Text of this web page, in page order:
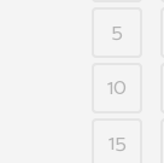
5
10
15